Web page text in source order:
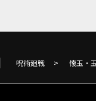
呪術廻戦 > 懐玉・